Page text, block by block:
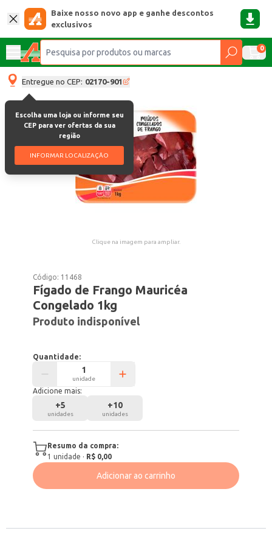
Baixe nosso novo app e ganhe descontos
exclusivos
0
Entregue no CEP: 02170-901
Escolha uma loja ou informe seu
CEP para ver ofertas da sua
região
INFORMAR LOCALIZAÇÃO
Clique na imagem para ampliar.
Código: 11468
Fígado de Frango Mauricéa
Congelado 1kg
Produto indisponível
Quantidade:
unidade
Adicione mais:
+5
unidades
+10
unidades
Resumo da compra:
1 unidade · R$ 0,00
Adicionar ao carrinho